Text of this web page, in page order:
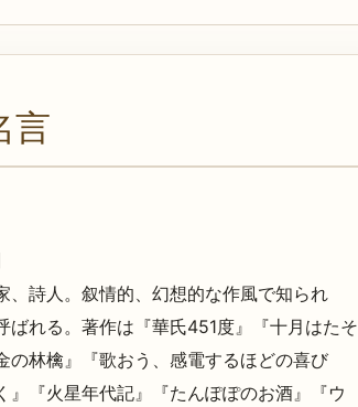
言
、詩人。叙情的、幻想的な作風で知られ
ばれる。著作は『華氏451度』『十月はたそ
の林檎』『歌おう、感電するほどの喜び
』『火星年代記』『たんぽぽのお酒』『ウ